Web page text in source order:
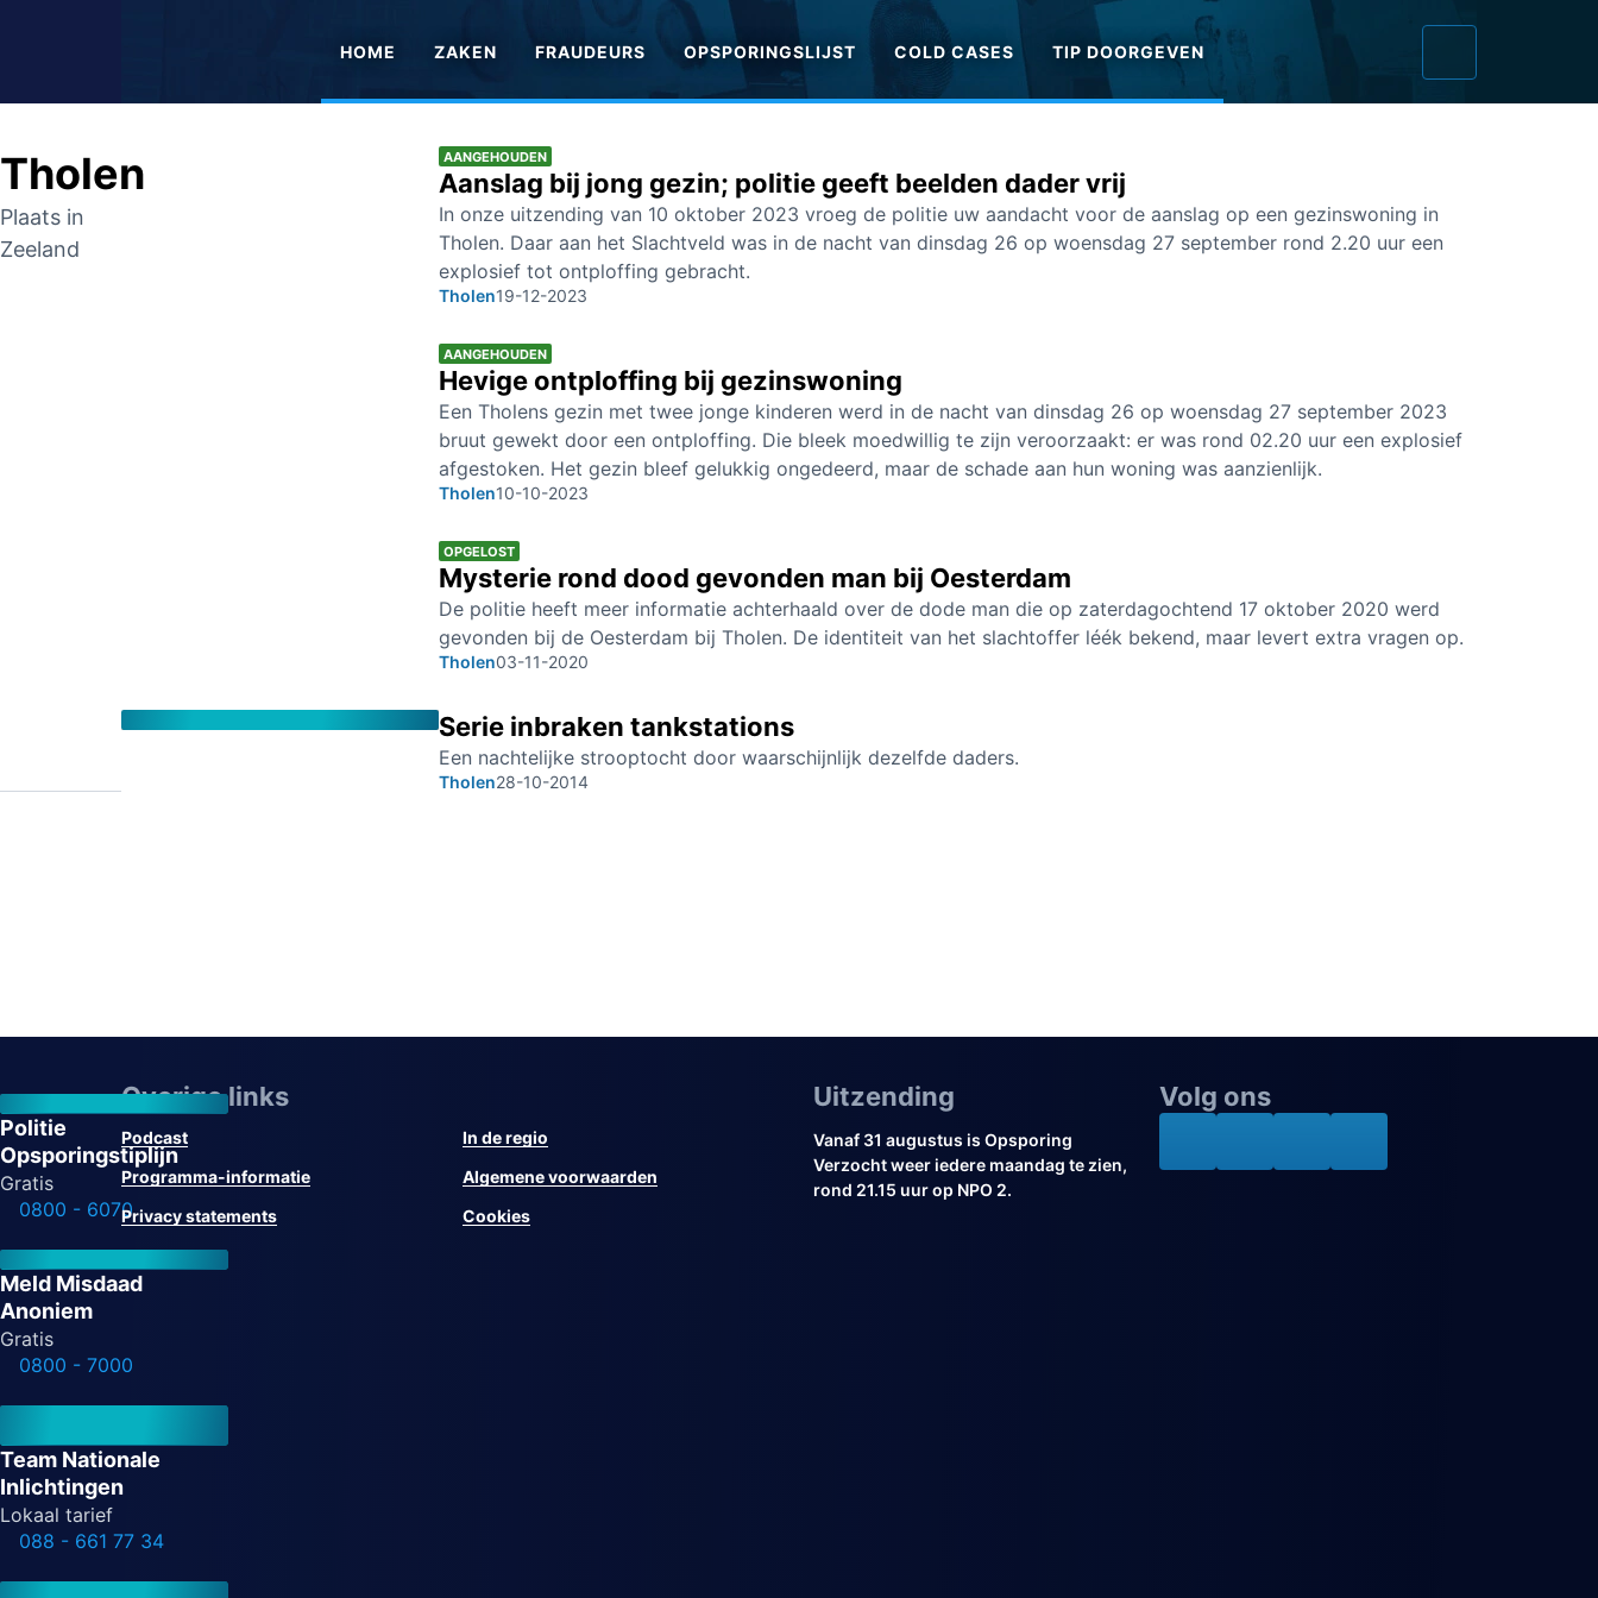
HOME ZAKEN FRAUDEURS OPSPORINGSLIJST COLD CASES TIP DOORGEVEN
Tholen
Plaats in
Zeeland
AANGEHOUDEN
Aanslag bij jong gezin; politie geeft beelden dader vrij
In onze uitzending van 10 oktober 2023 vroeg de politie uw aandacht voor de aanslag op een gezinswoning in
Tholen. Daar aan het Slachtveld was in de nacht van dinsdag 26 op woensdag 27 september rond 2.20 uur een
explosief tot ontploffing gebracht.
Tholen19-12-2023
AANGEHOUDEN
Hevige ontploffing bij gezinswoning
Een Tholens gezin met twee jonge kinderen werd in de nacht van dinsdag 26 op woensdag 27 september 2023
bruut gewekt door een ontploffing. Die bleek moedwillig te zijn veroorzaakt: er was rond 02.20 uur een explosief
afgestoken. Het gezin bleef gelukkig ongedeerd, maar de schade aan hun woning was aanzienlijk.
Tholen10-10-2023
OPGELOST
Mysterie rond dood gevonden man bij Oesterdam
De politie heeft meer informatie achterhaald over de dode man die op zaterdagochtend 17 oktober 2020 werd
gevonden bij de Oesterdam bij Tholen. De identiteit van het slachtoffer léék bekend, maar levert extra vragen op.
Tholen03-11-2020
Serie inbraken tankstations
Een nachtelijke strooptocht door waarschijnlijk dezelfde daders.
Tholen28-10-2014
Politie
Opsporingstiplijn
Gratis
0800 - 6070
Meld Misdaad
Anoniem
Gratis
0800 - 7000
Team Nationale
Inlichtingen
Lokaal tarief
088 - 661 77 34
Overige links
Podcast
In de regio
Programma-informatie
Algemene voorwaarden
Privacy statements
Cookies
Uitzending
Vanaf 31 augustus is Opsporing
Verzocht weer iedere maandag te zien,
rond 21.15 uur op NPO 2.
Volg ons